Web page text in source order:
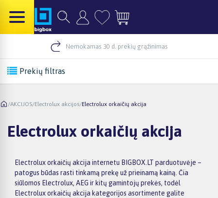
Nemokamas 30 d. prekių grąžinimas
Prekių filtras
/AKCIJOS/Electrolux akcijos/Electrolux orkaičių akcija
Electrolux orkaičių akcija
Electrolux orkaičių akcija internetu BIGBOX.LT parduotuvėje –
patogus būdas rasti tinkamą prekę už prieinamą kainą. Čia
siūlomos Electrolux, AEG ir kitų gamintojų prekės, todėl
Electrolux orkaičių akcija kategorijos asortimente galite